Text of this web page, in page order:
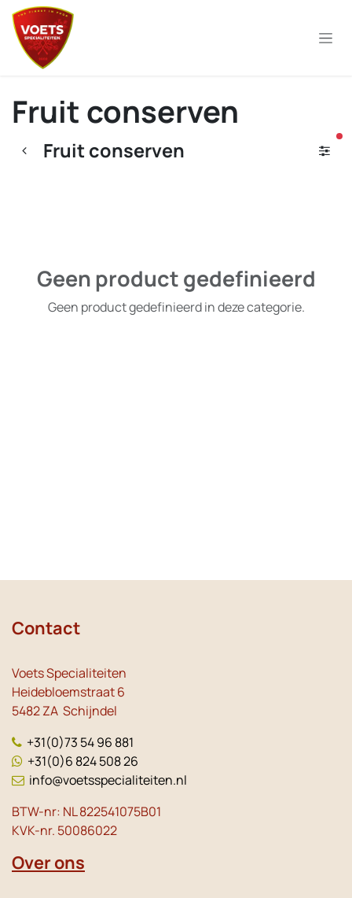
Overslaan naar inhoud
Fruit conserven
Fruit conserven
Geen product gedefinieerd
Geen product gedefinieerd in deze categorie.
Contact
Voets Specialiteiten
Heidebloemstraat 6
5482 ZA Schijndel
+31(0)73 54 96 881
+31(0)6 824 508 26
info@voetsspecialiteiten.nl
BTW-nr: NL 822541075B01
KVK-nr. 50086022
Over ons